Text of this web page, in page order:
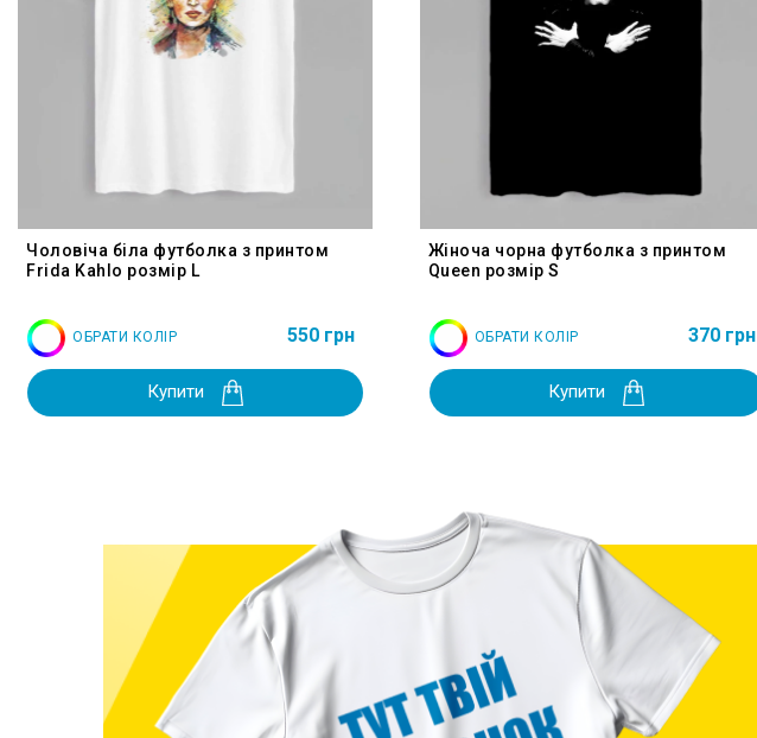
Чоловіча біла футболка з принтом
Frida Kahlo розмір L
ОБРАТИ КОЛІР 550 грн
Купити
Жіноча чорна футболка з принтом
Queen розмір S
ОБРАТИ КОЛІР 370 грн
Купити